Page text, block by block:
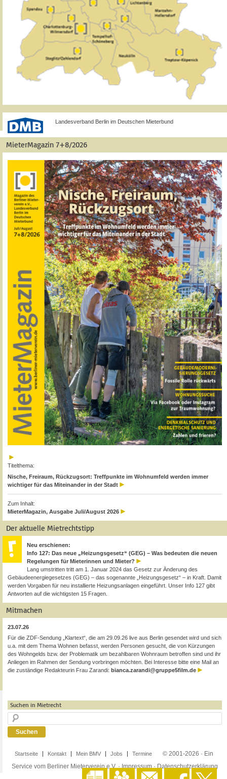
Landesverband Berlin im Deutschen Mieterbund
MieterMagazin 7+8/2026
Titelthema:
Nische, Freiraum, Rückzugsort: Treffpunkte im Wohnumfeld werden immer
wichtiger für das Miteinander in der Stadt
Zum Inhalt:
MieterMagazin, Ausgabe Juli/August 2026
Der aktuelle Mietrechtstipp
Neu erschienen:
Info 127: Das neue „Heizungsgesetz“ (GEG) – Was bedeuten die neuen
Regelungen für Mieterinnen und Mieter?
Lang umstritten tritt am 1. Januar 2024 das Gesetz zur Änderung des
Gebäudeenergiegesetzes (GEG) – das sogenannte „Heizungsgesetz“ – in Kraft. Damit
werden Vorgaben für neu installierte Heizungsanlagen eingeführt. Unser Info 127 gibt
Antworten auf die wichtigsten 15 Fragen.
Mitmachen
23.07.26
Für die ZDF-Sendung „Klartext“, die am 29.09.26 live aus Berlin gesendet wird und sich
u.a. mit dem Thema Wohnen befasst, werden Personen gesucht, die von Kürzungen
des Wohngelds bzw. der Problematik um bezahlbaren Wohnraum betroffen sind und ihr
Anliegen im Rahmen der Sendung vorbringen möchten. Bei Interesse bitte eine Mail an
die zuständige Redakteurin Frau Zarandi: bianca.zarandi@gruppe5film.de
Suchen in Mietrecht
Startseite Kontakt Mein BMV Jobs Termine
© 2001-2026 · Ein
Service vom Berliner Mieterverein e.V. · Impressum · Datenschutzerklärung